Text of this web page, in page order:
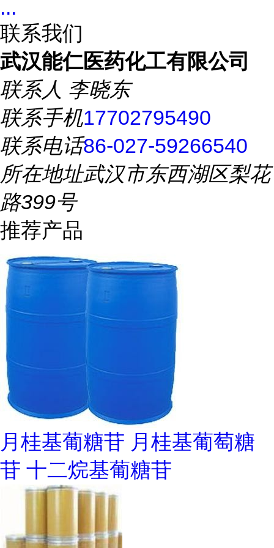
...
联系我们
武汉能仁医药化工有限公司
联系人 李晓东
联系手机17702795490
联系电话86-027-59266540
所在地址武汉市东西湖区梨花
路399号
推荐产品
月桂基葡糖苷 月桂基葡萄糖
苷 十二烷基葡糖苷